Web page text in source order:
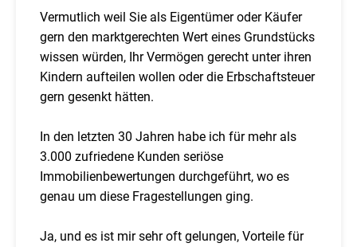
Vermutlich weil Sie als Eigentümer oder Käufer
gern den marktgerechten Wert eines Grundstücks
wissen würden, Ihr Vermögen gerecht unter ihren
Kindern aufteilen wollen oder die Erbschaftsteuer
gern gesenkt hätten.
In den letzten 30 Jahren habe ich für mehr als
3.000 zufriedene Kunden seriöse
Immobilienbewertungen durchgeführt, wo es
genau um diese Fragestellungen ging.
Ja, und es ist mir sehr oft gelungen, Vorteile für